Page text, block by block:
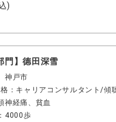
)
門】德田深雪
神戸市
：キャリアコンサルタント/傾
神経痛、貧血
4000歩